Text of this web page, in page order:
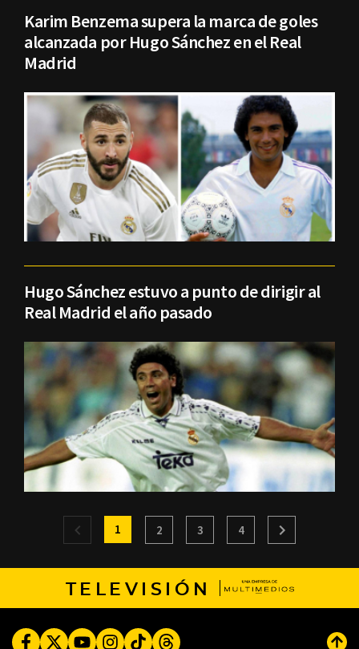
Karim Benzema supera la marca de goles
alcanzada por Hugo Sánchez en el Real
Madrid
Hugo Sánchez estuvo a punto de dirigir al
Real Madrid el año pasado
1 2 3 4
TELEVISIÓN
FacebookTwitterYoutubeInstagram
TikTokThreads